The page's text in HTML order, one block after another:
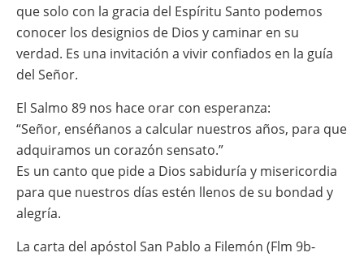
que solo con la gracia del Espíritu Santo podemos
conocer los designios de Dios y caminar en su
verdad. Es una invitación a vivir confiados en la guía
del Señor.
El Salmo 89 nos hace orar con esperanza:
“Señor, enséñanos a calcular nuestros años, para que
adquiramos un corazón sensato.”
Es un canto que pide a Dios sabiduría y misericordia
para que nuestros días estén llenos de su bondad y
alegría.
La carta del apóstol San Pablo a Filemón (Flm 9b-